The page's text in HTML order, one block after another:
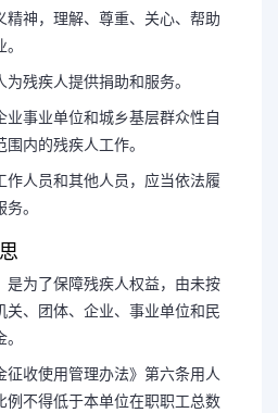
精神，理解、尊重、关心、帮助
残疾人提供捐助和服务。
业事业单位和城乡基层群众性自
内的残疾人工作。
作人员和其他人员，应当依法履
。
是为了保障残疾人权益，由未按
关、团体、企业、事业单位和民
征收使用管理办法》第六条用人
例不得低于本单位在职职工总数